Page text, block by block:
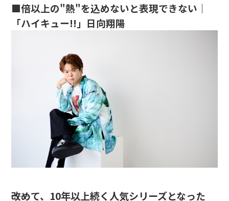
■倍以上の"熱"を込めないと表現できない｜
「ハイキュー!!」日向翔陽
――改めて、10年以上続く人気シリーズとなった